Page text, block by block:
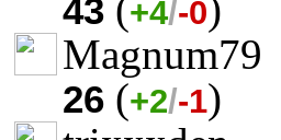
43 +4/-0
Magnum79
26 (+2/-1)